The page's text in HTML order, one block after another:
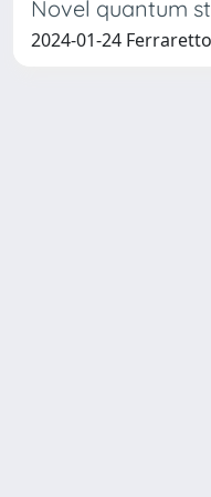
Novel quantum
2024-01-24